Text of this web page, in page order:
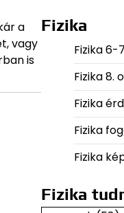
a
vagy
is
Fizika
Fizika 6-
Fizika 8.
Fizika
Fizika
Fizika
Fizika